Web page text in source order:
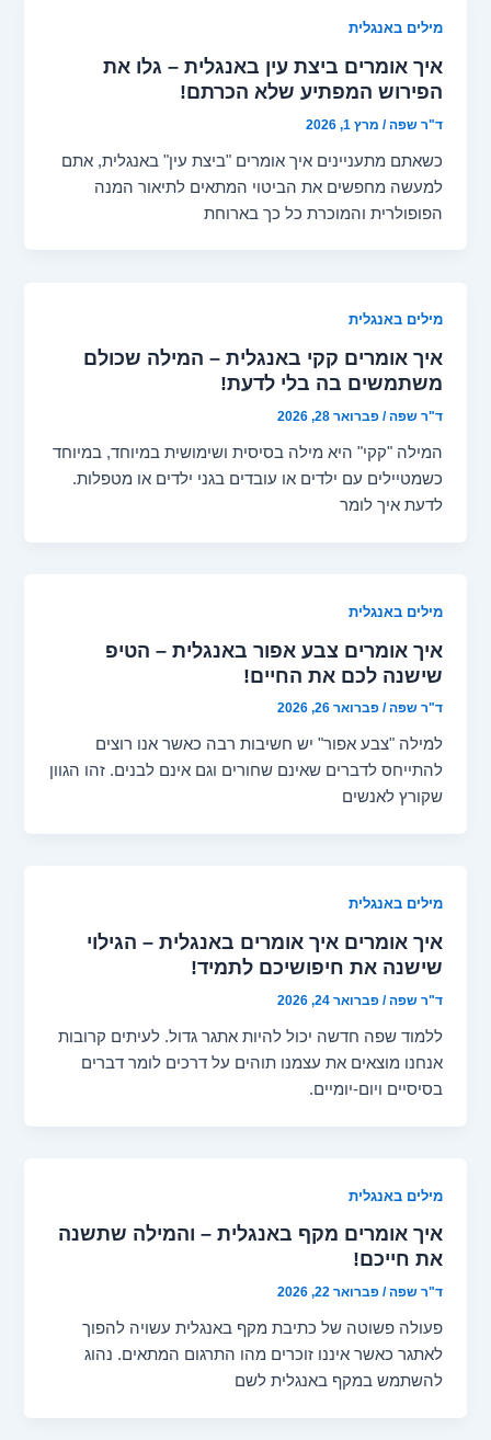
מילים באנגלית
איך אומרים ביצת עין באנגלית – גלו את
הפירוש המפתיע שלא הכרתם!
ד"ר שפה/ מרץ 1, 2026
כשאתם מתעניינים איך אומרים "ביצת עין" באנגלית, אתם
למעשה מחפשים את הביטוי המתאים לתיאור המנה
הפופולרית והמוכרת כל כך בארוחת
מילים באנגלית
איך אומרים קקי באנגלית – המילה שכולם
משתמשים בה בלי לדעת!
ד"ר שפה/פברואר 28, 2026
המילה "קקי" היא מילה בסיסית ושימושית במיוחד, במיוחד
כשמטיילים עם ילדים או עובדים בגני ילדים או מטפלות.
לדעת איך לומר
מילים באנגלית
איך אומרים צבע אפור באנגלית – הטיפ
שישנה לכם את החיים!
ד"ר שפה/פברואר 26, 2026
למילה "צבע אפור" יש חשיבות רבה כאשר אנו רוצים
להתייחס לדברים שאינם שחורים וגם אינם לבנים. זהו הגוון
שקורץ לאנשים
מילים באנגלית
איך אומרים איך אומרים באנגלית – הגילוי
שישנה את חיפושיכם לתמיד!
ד"ר שפה/פברואר 24, 2026
ללמוד שפה חדשה יכול להיות אתגר גדול. לעיתים קרובות
אנחנו מוצאים את עצמנו תוהים על דרכים לומר דברים
בסיסיים ויום-יומיים.
מילים באנגלית
איך אומרים מקף באנגלית – והמילה שתשנה
את חייכם!
ד"ר שפה/פברואר 22, 2026
פעולה פשוטה של כתיבת מקף באנגלית עשויה להפוך
לאתגר כאשר איננו זוכרים מהו התרגום המתאים. נהוג
להשתמש במקף באנגלית לשם